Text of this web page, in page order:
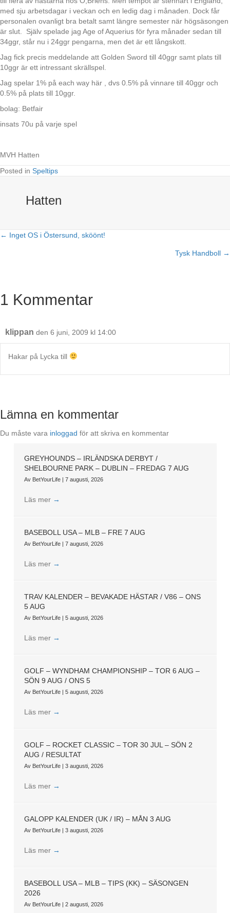
med sju arbetsdagar i veckan och en ledig dag i månaden. Dock får
personalen ovanligt bra betalt samt längre semester när högsäsongen
är slut. Själv spelade jag Age of Aquerius för fyra månader sedan till
34ggr, står nu i 24ggr pengarna, men det är ett långskott.
Jag fick precis meddelande att Golden Sword till 40ggr samt plats till
10ggr är ett intressant skrällspel.
Jag spelar 1% på each way här , dvs 0.5% på vinnare till 40ggr och
0.5% på plats till 10ggr.
bolag: Betfair
insats 70u på varje spel
MVH Hatten
Posted in Speltips
Hatten
Posts
← Inget OS i Östersund, sköönt!
Tysk Handboll →
1 Kommentar
klippan den 6 juni, 2009 kl 14:00
Hakar på Lycka till
Lämna en kommentar
Du måste vara inloggad för att skriva en kommentar
GREYHOUNDS – IRLÄNDSKA DERBYT /
SHELBOURNE PARK – DUBLIN – FREDAG 7 AUG
Av BetYourLife | 7 augusti, 2026
Läs mer →
BASEBOLL USA – MLB – FRE 7 AUG
Av BetYourLife | 7 augusti, 2026
Läs mer →
TRAV KALENDER – BEVAKADE HÄSTAR / V86 – ONS
5 AUG
Av BetYourLife | 5 augusti, 2026
Läs mer →
GOLF – WYNDHAM CHAMPIONSHIP – TOR 6 AUG –
SÖN 9 AUG / ONS 5
Av BetYourLife | 5 augusti, 2026
Läs mer →
GOLF – ROCKET CLASSIC – TOR 30 JUL – SÖN 2
AUG / RESULTAT
Av BetYourLife | 3 augusti, 2026
Läs mer →
GALOPP KALENDER (UK / IR) – MÅN 3 AUG
Av BetYourLife | 3 augusti, 2026
Läs mer →
BASEBOLL USA – MLB – TIPS (KK) – SÄSONGEN
2026
Av BetYourLife | 2 augusti, 2026